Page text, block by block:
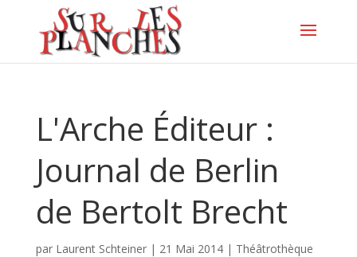
L'Arche Éditeur :
Journal de Berlin
de Bertolt Brecht
par Laurent Schteiner| 21 Mai 2014| Théâtrothèque